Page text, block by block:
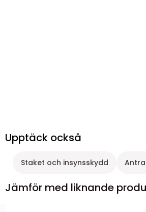
Upptäck också
Staket och insynsskydd
Jämför med liknande